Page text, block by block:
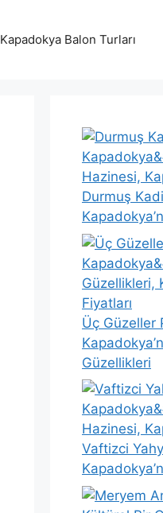
Kapadokya Balon Turları
Durmuş
Üç Güzeller
Güzellikleri
Vaftizci